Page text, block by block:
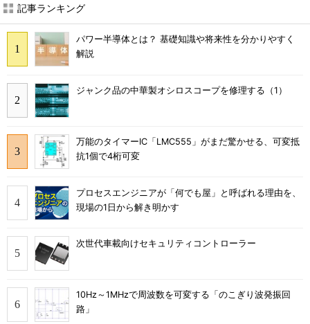
記事ランキング
パワー半導体とは？ 基礎知識や将来性を分かりやすく
解説
ジャンク品の中華製オシロスコープを修理する（1）
万能のタイマーIC「LMC555」がまだ驚かせる、可変抵
抗1個で4桁可変
プロセスエンジニアが「何でも屋」と呼ばれる理由を、
現場の1日から解き明かす
次世代車載向けセキュリティコントローラー
10Hz～1MHzで周波数を可変する「のこぎり波発振回
路」